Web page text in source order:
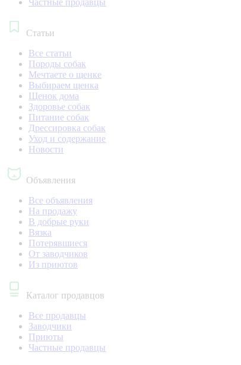
Частные продавцы
Статьи
Все статьи
Породы собак
Мечтаете о щенке
Выбираем щенка
Щенок дома
Здоровье собак
Питание собак
Дрессировка собак
Уход и содержание
Новости
Объявления
Все объявления
На продажу
В добрые руки
Вязка
Потерявшиеся
От заводчиков
Из приютов
Каталог продавцов
Все продавцы
Заводчики
Приюты
Частные продавцы